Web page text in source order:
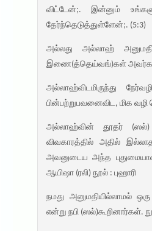
விட்டேன்;. இன்னும்
தேர்ந்தெடுத்துள்ளேன்;. (5:3)
அல்லது அல்லாஹ்
இணை(த்தெய்வங்)கள்
அல்லாஹ்விடமிருந்து
பின்பற்றுபவனைவிட, மிக
அல்லாஹ்வின் தூதர் (ஸல்)
விவகாரத்தில் அதில்
அவனுடைய அந்த புதுமையான
ஆயிஷா (ரலி) நூல் : புஹாரி
நமது அனுமதியில்லாமல்
என்று நபி (ஸல்)கூறினார்கள்.